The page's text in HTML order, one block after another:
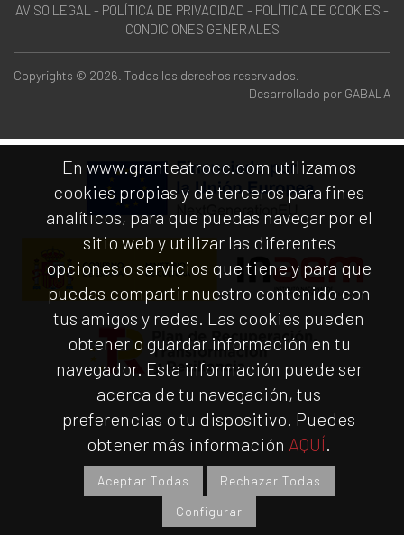
AVISO LEGAL - POLÍTICA DE PRIVACIDAD - POLÍTICA DE COOKIES -
CONDICIONES GENERALES
Copyrights © 2026. Todos los derechos reservados.
Desarrollado por GABALA
En www.granteatrocc.com utilizamos
cookies propias y de terceros para fines
analíticos, para que puedas navegar por el
sitio web y utilizar las diferentes
opciones o servicios que tiene y para que
puedas compartir nuestro contenido con
tus amigos y redes. Las cookies pueden
obtener o guardar información en tu
navegador. Esta información puede ser
acerca de tu navegación, tus
preferencias o tu dispositivo. Puedes
obtener más información AQUÍ.
Aceptar Todas
Rechazar Todas
Configurar